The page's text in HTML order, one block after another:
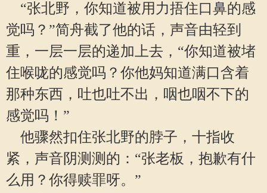
“张北野，你知道被用力捂住口鼻的感
觉吗？”简舟截了他的话，声音由轻到
重，一层一层的递加上去，“你知道被堵
住喉咙的感觉吗？你他妈知道满口含着
那种东西，吐也吐不出，咽也咽不下的
感觉吗！”
他骤然扣住张北野的脖子，十指收
紧，声音阴测测的：“张老板，抱歉有什
么用？你得赎罪呀。”